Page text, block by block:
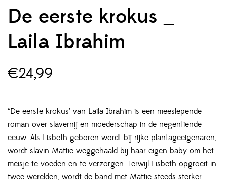
De eerste krokus _
Laila Ibrahim
€24,99
“De eerste krokus’ van Laila Ibrahim is een meeslepende
roman over slavernij en moederschap in de negentiende
eeuw. Als Lisbeth geboren wordt bij rijke plantageeigenaren,
wordt slavin Mattie weggehaald bij haar eigen baby om het
meisje te voeden en te verzorgen. Terwijl Lisbeth opgroeit in
twee werelden, wordt de band met Mattie steeds sterker.